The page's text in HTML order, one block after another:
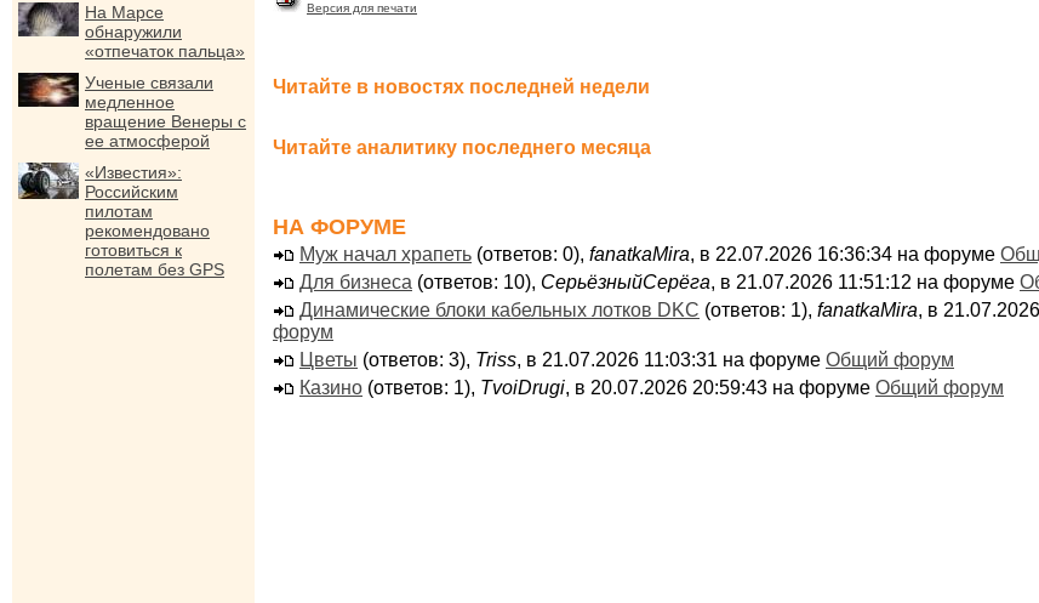
На Марсе
обнаружили
«отпечаток пальца»
Ученые связали
медленное
вращение Венеры с
ее атмосферой
«Известия»:
Российским
пилотам
рекомендовано
готовиться к
полетам без GPS
Версия для печати
Читайте в новостях последней недели
Читайте аналитику последнего месяца
НА ФОРУМЕ
Муж начал храпеть (ответов: 0), fanatkaMira, в 22.07.2026 16:36:34 на форуме
Для бизнеса (ответов: 10), СерьёзныйСерёга, в 21.07.2026 11:51:12 на форуме
Динамические блоки кабельных лотков DKC (ответов: 1), fanatkaMira, в
форум
Цветы (ответов: 3), Triss, в 21.07.2026 11:03:31 на форуме Общий форум
Казино (ответов: 1), TvoiDrugi, в 20.07.2026 20:59:43 на форуме Общий форум